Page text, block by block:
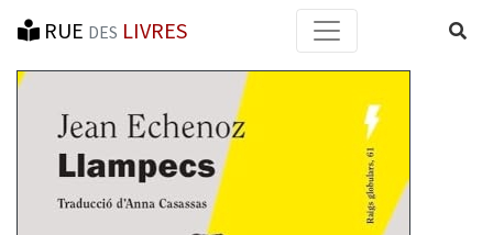
RUE DES LIVRES